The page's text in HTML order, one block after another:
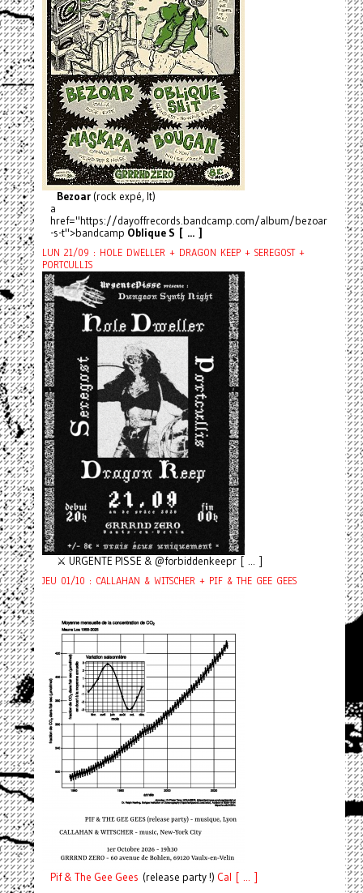
Bezoar(rock expé, It)
a
href="https://dayoffrecords.bandcamp.com/album/bezoar
-s-t">bandcamp Oblique S [ ... ]
LUN 21/09 : HOLE DWELLER + DRAGON KEEP + SEREGOST +
PORTCULLIS
⚔️ URGENTE PISSE & @forbiddenkeepr [ ... ]
JEU 01/10 : CALLAHAN & WITSCHER + PIF & THE GEE GEES
Pif& The Gee Gees (release party !) Cal [ ... ]